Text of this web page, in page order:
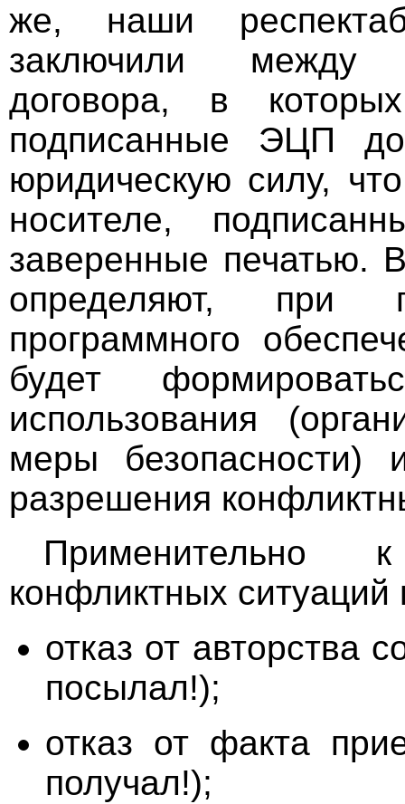
же, наши
заключили между
договора, в
подписанные ЭЦП
юридическую силу,
носителе,
заверенные печатью.
определяют, при
программного
будет
использования
меры безопасности)
разрешения
Применительно
конфликтных ситуаций
отказ от авторства
посылал!);
отказ от факта
получал!);